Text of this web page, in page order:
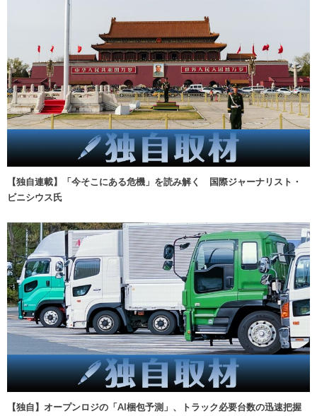
【独自連載】「今そこにある危機」を読み解く 国際ジャーナリスト・
ビニシウス氏
【独自】オープンロジの「AI梱包予測」、トラック必要台数の迅速把握